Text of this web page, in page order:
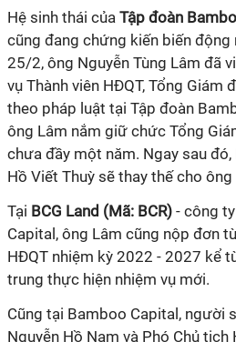
Hệ sinh thái của Tập đoàn
cũng đang chứng kiến biến động
25/2, ông Nguyễn Tùng Lâm đã
vụ Thành viên HĐQT, Tổng
theo pháp luật tại Tập đoàn
ông Lâm nắm giữ chức Tổng
chưa đầy một năm. Ngay sau
Hồ Viết Thuỳ sẽ thay thế cho ông
Tại BCG Land (Mã: BCR) - công
Capital, ông Lâm cũng nộp đơn
HĐQT nhiệm kỳ 2022 - 2027 kể
trung thực hiện nhiệm vụ mới.
Cũng tại Bamboo Capital, người
Nguyễn Hồ Nam và Phó Chủ